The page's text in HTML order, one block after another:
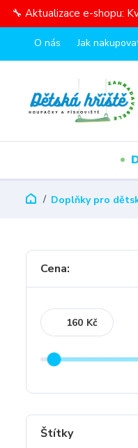
🔧 Aktualizace e-shopu:
O nás Jak
Doplňky pro
Cena:
Kč
Štítky